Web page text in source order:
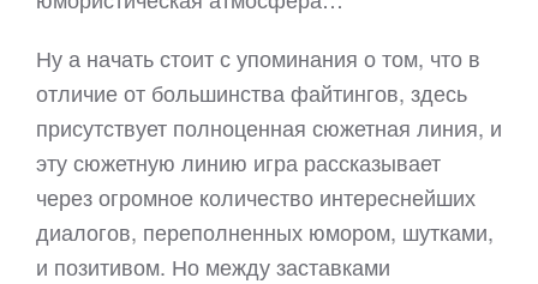
Ну а начать стоит с упоминания о том, что в
отличие от большинства файтингов, здесь
присутствует полноценная сюжетная линия, и
эту сюжетную линию игра рассказывает
через огромное количество интереснейших
диалогов, переполненных юмором, шутками,
и позитивом. Но между заставками